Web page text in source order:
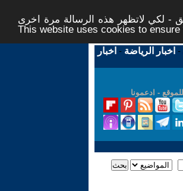
- لكي لاتظهر هذه الرسالة مرة اخرى -
This website uses cookies to
- اخبار الرياضة - اخبار
للموقع - ادعمونا